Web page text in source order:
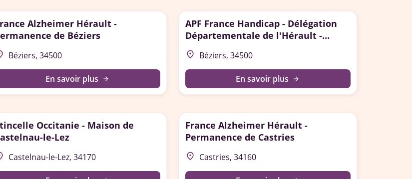
Alzheimer Hérault -
de Béziers
Béziers, 34500
En savoir plus arrow_forward
APF France Handicap - Délégation
Départementale de l'Hérault -
Antenne de Béziers
place Béziers, 34500
En savoir plus arrow_forward
Occitanie - Maison de
le-Lez
Castelnau-le-Lez, 34170
France Alzheimer Hérault -
Permanence de Castries
place Castries, 34160